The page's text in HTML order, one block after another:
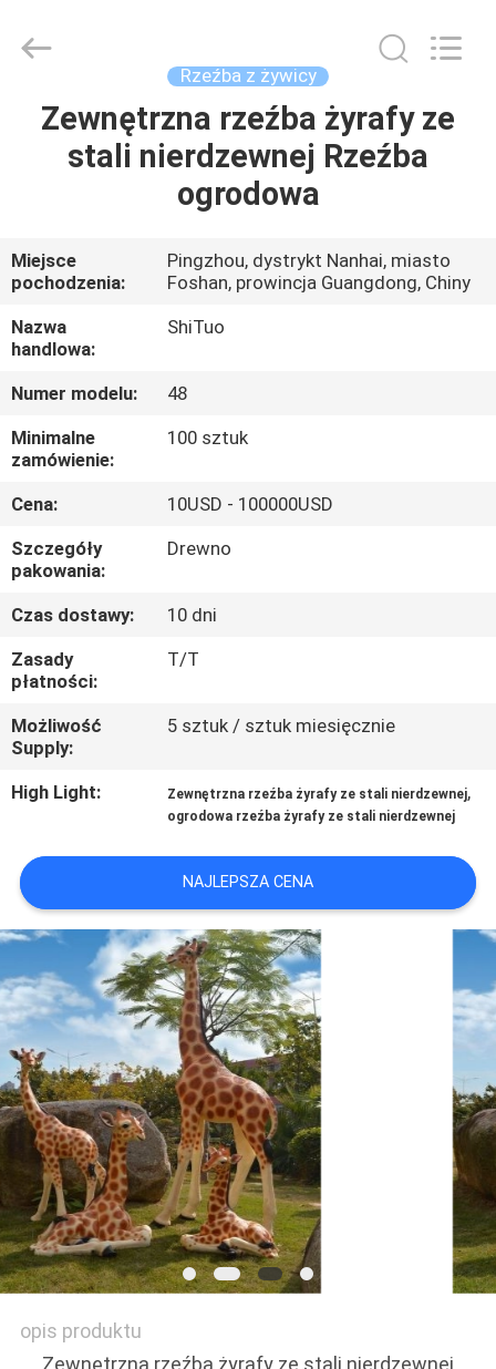
DOMU
FILMY
O
NAS
WYCIECZKA
PO
FABRYCE
KONTROLA
JAKOŚCI
SKONTAKTUJ
SIĘ
Z
NOWOŚCI
SPRAWY
POPROŚ
O
WYCENĘ
SITEMAP
PRIVACY
Ltd..
Developed
Rzeźba z żywicy
Zewnętrzna rzeźba żyrafy ze
stali nierdzewnej Rzeźba
ogrodowa
Miejsce
pochodzenia:
Pingzhou, dystrykt Nanhai, miasto
Foshan, prowincja Guangdong, Chiny
Nazwa
handlowa:
ShiTuo
Numer modelu:
48
Minimalne
zamówienie:
100 sztuk
Cena:
10USD - 100000USD
Szczegóły
pakowania:
Drewno
Czas dostawy:
10 dni
Zasady
płatności:
T/T
Możliwość
Supply:
5 sztuk / sztuk miesięcznie
High Light: Zewnętrzna rzeźba żyrafy ze stali nierdzewnej,
ogrodowa rzeźba żyrafy ze stali nierdzewnej
NAJLEPSZA CENA
opis produktu